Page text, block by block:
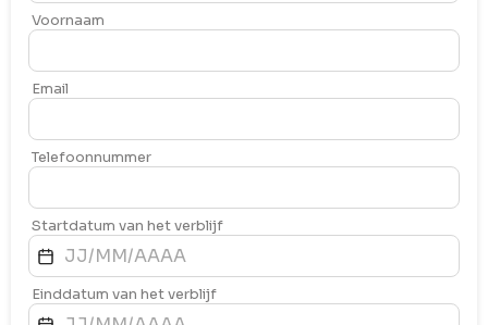
Voornaam
Email
Telefoonnummer
Startdatum van het verblijf
Einddatum van het verblijf